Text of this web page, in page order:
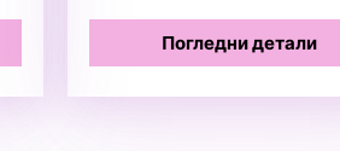
Погледни детали